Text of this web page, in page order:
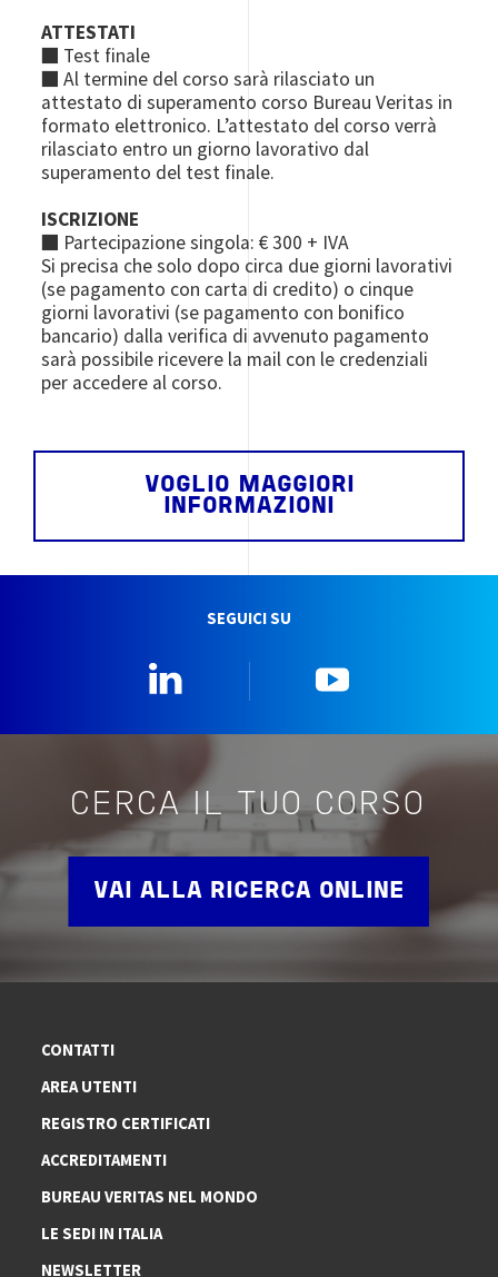
ATTESTATI
■ Test finale
■ Al termine del corso sarà rilasciato un
attestato di superamento corso Bureau Veritas in
formato elettronico. L’attestato del corso verrà
rilasciato entro un giorno lavorativo dal
superamento del test finale.
ISCRIZIONE
■ Partecipazione singola: € 300 + IVA
Si precisa che solo dopo circa due giorni lavorativi
(se pagamento con carta di credito) o cinque
giorni lavorativi (se pagamento con bonifico
bancario) dalla verifica di avvenuto pagamento
sarà possibile ricevere la mail con le credenziali
per accedere al corso.
VOGLIO MAGGIORI
INFORMAZIONI
SEGUICI SU
CERCA IL TUO CORSO
VAI ALLA RICERCA ONLINE
CONTATTI
AREA UTENTI
REGISTRO CERTIFICATI
ACCREDITAMENTI
BUREAU VERITAS NEL MONDO
LE SEDI IN ITALIA
NEWSLETTER